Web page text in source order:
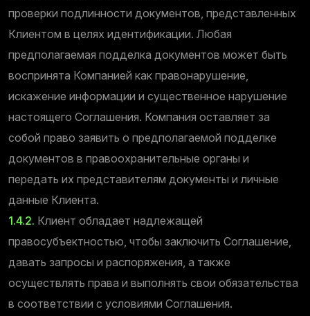
проверки подлинности документов, представленных
Клиентом в целях идентификации. Любая
предполагаемая подделка документов может быть
воспринята Компанией как правонарушение,
искажение информации и существенное нарушение
настоящего Соглашения. Компания оставляет за
собой право заявить о предполагаемой подделке
документов в правоохранительные органы и
передать их представителям документы и личные
данные Клиента.
1.4.2. Клиент обладает надлежащей
правосубъектностью, чтобы заключить Соглашение,
давать запросы и распоряжения, а также
осуществлять права и выполнять свои обязательства
в соответствии с условиями Соглашения.